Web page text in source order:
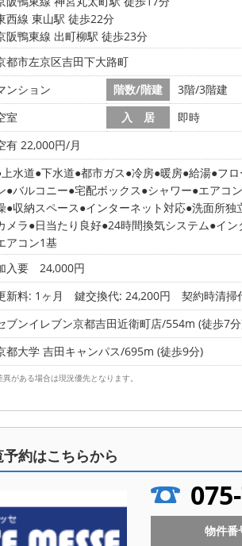
西線 東山駅 徒歩22分
阪鴨東線 出町柳駅 徒歩23分
都市左京区吉田下大路町
ンション 階数/階建 3階/3階建
室 入 居 即時
有 22,000円/月
上水道 下水道 都市ガス 冷房 暖房 給湯 フ
バルコニー 宅配ボックス シャワー エアコン
収納スペース インターネット対応 洗面所独
メラ
日当たり良好 24時間換気システム イン
アコン1基
入要 24,000円
新料: 1ヶ月 鍵交換代: 24,200円
契約時清掃
ブンイレブン京都吉田近衛町店/554m (徒歩7
都大学 吉田キャンパス/695m (徒歩9分)
がある場合は現況優先となります。
予約はこちらから
物件番